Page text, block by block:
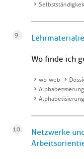
Wo finde ich
wb-web
Alphabetisierung
Netzwerke